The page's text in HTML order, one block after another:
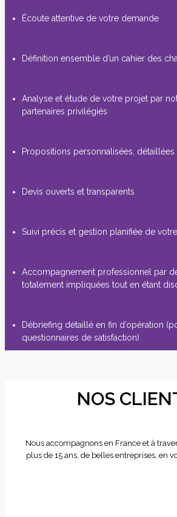
Écoute attentive de votre demande
Définition ensemble d’un cahier des
Analyse et étude de votre projet par
partenaires privilégiés
Propositions personnalisées, détaillées
Devis ouverts et transparents
Suivi précis et gestion planifiée de
Accompagnement professionnel par
totalement impliquées tout en étant
Débriefing détaillé en fin d’opération
questionnaires de satisfaction)
NOS
Nous accompagnons en France et à
plus de 15 ans, de belles entreprises, en